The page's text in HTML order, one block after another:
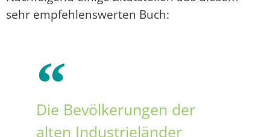
sehr empfehlenswerten Buch:
Die Bevölkerungen der
alten Industrieländer